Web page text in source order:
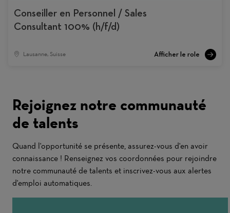
Conseiller en Personnel / Sales
Consultant 100% (h/f/d)
Lausanne, Suisse
Rejoignez notre communauté
de talents
Quand l'opportunité se présente, assurez-vous d'en avoir
connaissance ! Renseignez vos coordonnées pour rejoindre
notre communauté de talents et inscrivez-vous aux alertes
d'emploi automatiques.